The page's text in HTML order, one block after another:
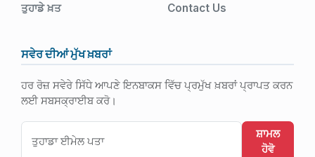
ਤੁਹਾਡੇ ਖ਼ਤ
Contact Us
ਸਵੇਰ ਦੀਆਂ ਮੁੱਖ ਖ਼ਬਰਾਂ
ਹਰ ਰੋਜ਼ ਸਵੇਰੇ ਸਿੱਧੇ ਆਪਣੇ ਇਨਬਾਕਸ ਵਿੱਚ ਪ੍ਰਮੁੱਖ ਖ਼ਬਰਾਂ ਪ੍ਰਾਪਤ ਕਰਨ
ਲਈ ਸਬਸਕ੍ਰਾਈਬ ਕਰੋ।
ਸ਼ਾਮਲ
ਹੋਵੋ